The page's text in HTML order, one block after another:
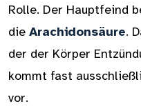
Rolle. Der Hauptfeind
die Arachidonsäure.
der der Körper
kommt fast
vor.